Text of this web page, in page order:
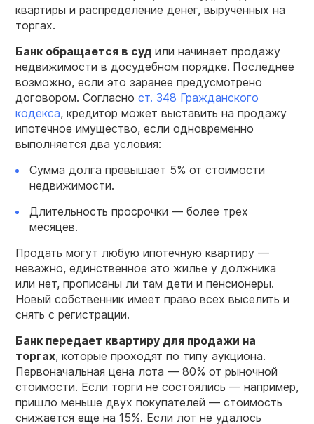
квартиры и распределение денег, вырученных на
торгах.
Банк обращается в суд или начинает продажу
недвижимости в досудебном порядке. Последнее
возможно, если это заранее предусмотрено
договором. Согласно ст. 348 Гражданского
кодекса, кредитор может выставить на продажу
ипотечное имущество, если одновременно
выполняется два условия:
Сумма долга превышает 5% от стоимости
недвижимости.
Длительность просрочки — более трех
месяцев.
Продать могут любую ипотечную квартиру —
неважно, единственное это жилье у должника
или нет, прописаны ли там дети и пенсионеры.
Новый собственник имеет право всех выселить и
снять с регистрации.
Банк передает квартиру для продажи на
торгах, которые проходят по типу аукциона.
Первоначальная цена лота — 80% от рыночной
стоимости. Если торги не состоялись — например,
пришло меньше двух покупателей — стоимость
снижается еще на 15%. Если лот не удалось